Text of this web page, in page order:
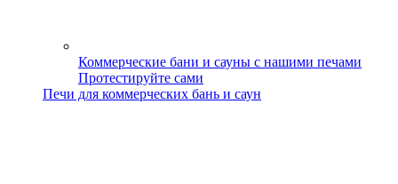
Коммерческие бани и сауны с нашими печами
Протестируйте сами
Печи для коммерческих бань и саун